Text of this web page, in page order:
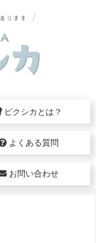
ピクシカとは？
よくある質問
お問い合わせ